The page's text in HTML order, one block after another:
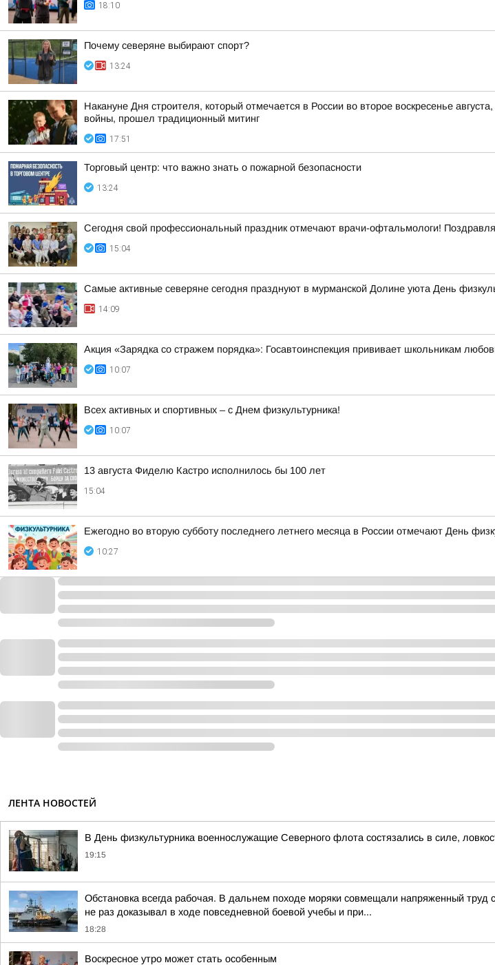
18:10
Почему северяне выбирают спорт?
13:24
Накануне Дня строителя, который отмечается в России во второе воскресенье
войны, прошел традиционный митинг
17:51
Торговый центр: что важно знать о пожарной безопасности
13:24
Сегодня свой профессиональный праздник отмечают врачи-офтальмологи!
15:04
Самые активные северяне сегодня празднуют в мурманской Долине уюта День
14:09
Акция «Зарядка со стражем порядка»: Госавтоинспекция прививает школьникам
10:07
Всех активных и спортивных – с Днем физкультурника!
10:07
13 августа Фиделю Кастро исполнилось бы 100 лет
15:04
Ежегодно во вторую субботу последнего летнего месяца в России отмечают День
10:27
ЛЕНТА НОВОСТЕЙ
В День физкультурника военнослужащие Северного флота состязались в силе,
19:15
Обстановка всегда рабочая. В дальнем походе моряки совмещали напряженный
не раз доказывал в ходе повседневной боевой учебы и при...
18:28
Воскресное утро может стать особенным